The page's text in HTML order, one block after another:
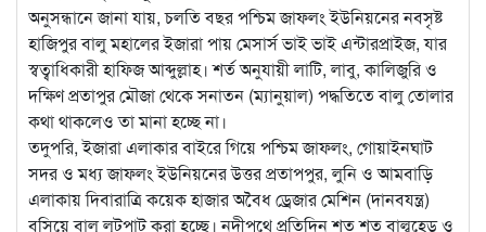
অনুসন্ধানে জানা যায়, চলতি বছর পশ্চিম জাফলং ইউনিয়নের নবসৃষ্ট
হাজিপুর বালু মহালের ইজারা পায় মেসার্স ভাই ভাই এন্টারপ্রাইজ, যার
স্বত্বাধিকারী হাফিজ আব্দুল্লাহ। শর্ত অনুযায়ী লাটি, লাবু, কালিজুরি ও
দক্ষিণ প্রতাপুর মৌজা থেকে সনাতন (ম্যানুয়াল) পদ্ধতিতে বালু তোলার
কথা থাকলেও তা মানা হচ্ছে না।
তদুপরি, ইজারা এলাকার বাইরে গিয়ে পশ্চিম জাফলং, গোয়াইনঘাট
সদর ও মধ্য জাফলং ইউনিয়নের উত্তর প্রতাপপুর, লুনি ও আমবাড়ি
এলাকায় দিবারাত্রি কয়েক হাজার অবৈধ ড্রেজার মেশিন (দানবযন্ত্র)
বসিয়ে বালু লুটপাট করা হচ্ছে। নদীপথে প্রতিদিন শত শত বাল্বহেড ও